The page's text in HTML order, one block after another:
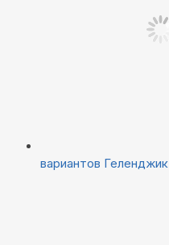
вариантов Геленджик